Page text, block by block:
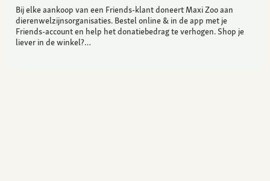
Bij elke aankoop van een Friends-klant doneert Maxi Zoo aan
dierenwelzijnsorganisaties. Bestel online & in de app met je
Friends-account en help het donatiebedrag te verhogen. Shop je
liever in de winkel?…